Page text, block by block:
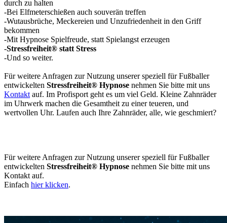
durch zu halten
-Bei Elfmeterschießen auch souverän treffen
-Wutausbrüche, Meckereien und Unzufriedenheit in den Griff
bekommen
-Mit Hypnose Spielfreude, statt Spielangst erzeugen
-Stressfreiheit® statt Stress
-Und so weiter.
Für weitere Anfragen zur Nutzung unserer speziell für Fußballer
entwickelten Stressfreiheit® Hypnose nehmen Sie bitte mit uns
Kontakt auf. Im Profisport geht es um viel Geld. Kleine Zahnräder
im Uhrwerk machen die Gesamtheit zu einer teueren, und
wertvollen Uhr. Laufen auch Ihre Zahnräder, alle, wie geschmiert?
Für weitere Anfragen zur Nutzung unserer speziell für Fußballer
entwickelten Stressfreiheit® Hypnose nehmen Sie bitte mit uns
Kontakt auf.
Einfach hier klicken.